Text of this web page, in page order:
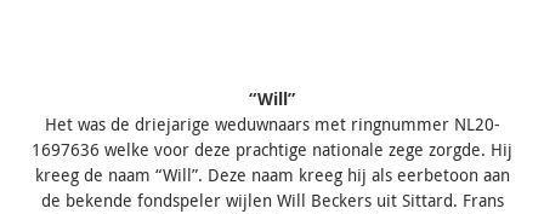
“Will”
Het was de driejarige weduwnaars met ringnummer NL20-
1697636 welke voor deze prachtige nationale zege zorgde. Hij
kreeg de naam “Will”. Deze naam kreeg hij als eerbetoon aan
de bekende fondspeler wijlen Will Beckers uit Sittard. Frans